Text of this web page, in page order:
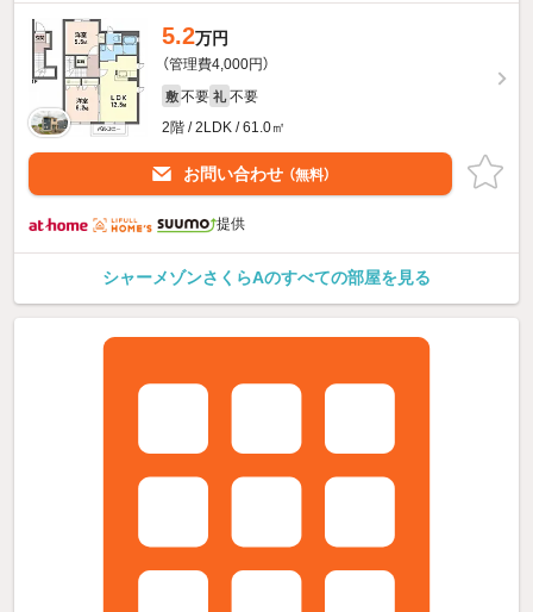
5.2万円
（管理費4,000円）
敷 不要 礼 不要
2階 / 2LDK / 61.0㎡
お問い合わせ （無料）
提供
シャーメゾンさくらAのすべての部屋を見る